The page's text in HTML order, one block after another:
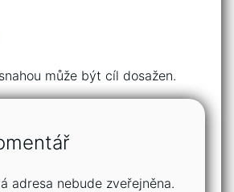
může být cíl dosažen.
adresa nebude zveřejněna.